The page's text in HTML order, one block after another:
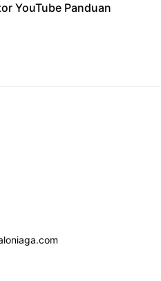
YouTube Panduan